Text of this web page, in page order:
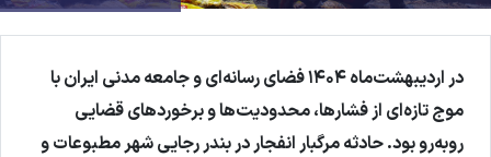
در اردیبهشت‌ماه ۱۴۰۴ فضای رسانه‌ای و جامعه مدنی ایران با
موج تازه‌ای از فشارها، محدودیت‌ها و برخوردهای قضایی
روبه‌رو بود. حادثه مرگبار انفجار در بندر رجایی شهر مطبوعات و